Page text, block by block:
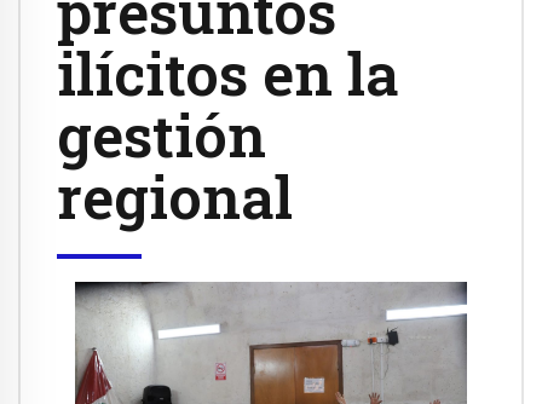
ilícitos en la
gestión
regional